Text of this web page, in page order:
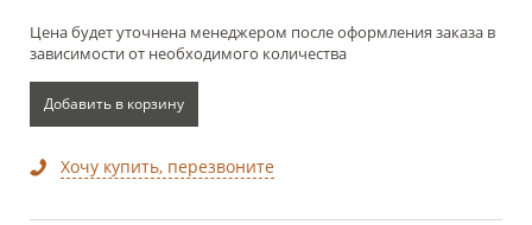
Цена будет уточнена менеджером после оформления заказа в
зависимости от необходимого количества
Добавить в корзину
Хочу купить, перезвоните